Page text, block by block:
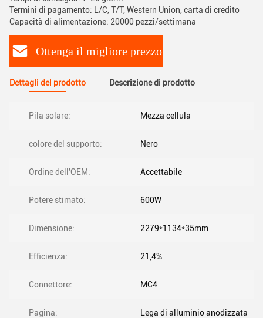
Termini di pagamento: L/C, T/T, Western Union, carta di credito
Capacità di alimentazione: 20000 pezzi/settimana
Ottenga il migliore prezzo
Dettagli del prodotto Descrizione di prodotto
Pila solare: Mezza cellula
colore del supporto: Nero
Ordine dell'OEM: Accettabile
Potere stimato: 600W
Dimensione: 2279*1134*35mm
Efficienza: 21,4%
Connettore: MC4
Pagina: Lega di alluminio anodizzata